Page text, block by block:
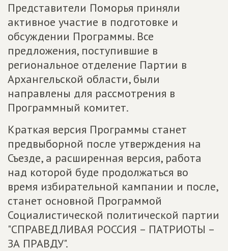
Представители Поморья приняли
активное участие в подготовке и
обсуждении Программы. Все
предложения, поступившие в
региональное отделение Партии в
Архангельской области, были
направлены для рассмотрения в
Программный комитет.
Краткая версия Программы станет
предвыборной после утверждения на
Съезде, а расширенная версия, работа
над которой буде продолжаться во
время избирательной кампании и после,
станет основной Программой
Социалистической политической партии
"СПРАВЕДЛИВАЯ РОССИЯ – ПАТРИОТЫ –
ЗА ПРАВДУ".